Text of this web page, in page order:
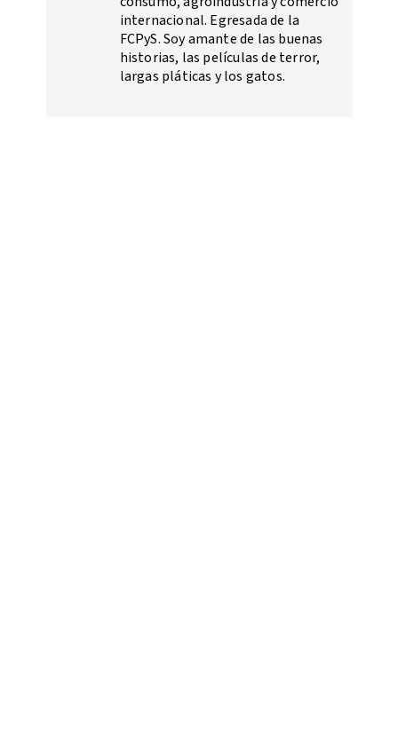
internacional. Egresada de la
FCPyS. Soy amante de las buenas
historias, las películas de terror,
largas pláticas y los gatos.